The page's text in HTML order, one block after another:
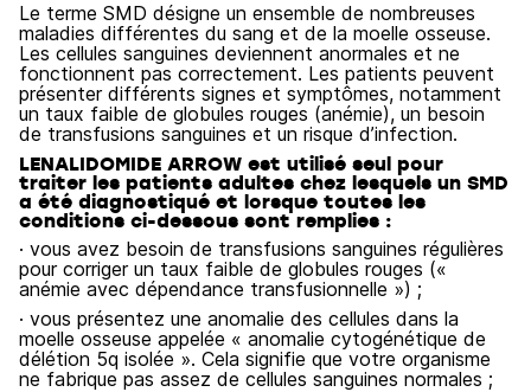
Le terme SMD désigne un ensemble de nombreuses
maladies différentes du sang et de la moelle osseuse.
Les cellules sanguines deviennent anormales et ne
fonctionnent pas correctement. Les patients peuvent
présenter différents signes et symptômes, notamment
un taux faible de globules rouges (anémie), un besoin
de transfusions sanguines et un risque d’infection.
LENALIDOMIDE ARROW est utilisé seul pour
traiter les patients adultes chez lesquels un SMD
a été diagnostiqué et lorsque toutes les
conditions ci-dessous sont remplies :
· vous avez besoin de transfusions sanguines régulières
pour corriger un taux faible de globules rouges («
anémie avec dépendance transfusionnelle ») ;
· vous présentez une anomalie des cellules dans la
moelle osseuse appelée « anomalie cytogénétique de
délétion 5q isolée ». Cela signifie que votre organisme
ne fabrique pas assez de cellules sanguines normales ;